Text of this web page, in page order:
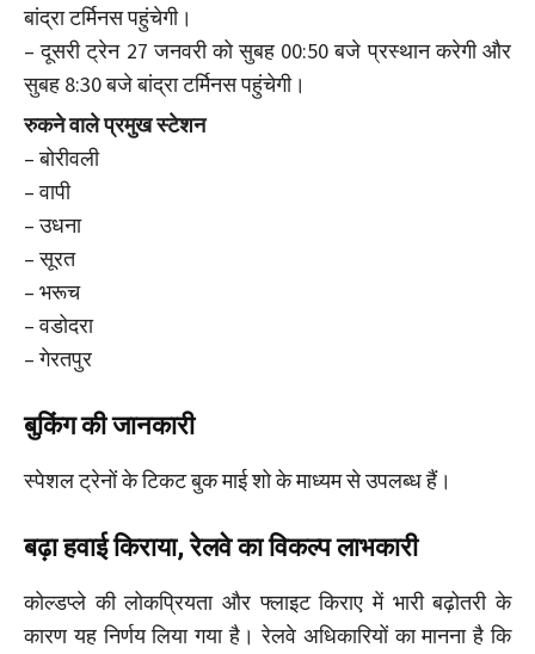
बांद्रा टर्मिनस पहुंचेगी।
– दूसरी ट्रेन 27 जनवरी को सुबह 00:50 बजे प्रस्थान करेगी और
सुबह 8:30 बजे बांद्रा टर्मिनस पहुंचेगी।
रुकने वाले प्रमुख स्टेशन
– बोरीवली
– वापी
– उधना
– सूरत
– भरूच
– वडोदरा
– गेरतपुर
बुकिंग की जानकारी
स्पेशल ट्रेनों के टिकट बुक माई शो के माध्यम से उपलब्ध हैं।
बढ़ा हवाई किराया, रेलवे का विकल्प लाभकारी
कोल्डप्ले की लोकप्रियता और फ्लाइट किराए में भारी बढ़ोतरी के
कारण यह निर्णय लिया गया है। रेलवे अधिकारियों का मानना है कि